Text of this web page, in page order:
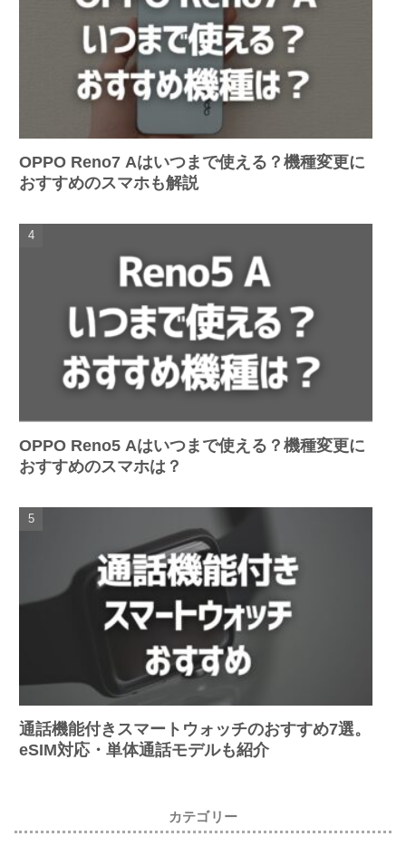
OPPO Reno7 Aはいつまで使える？機種変更に
おすすめのスマホも解説
OPPO Reno5 Aはいつまで使える？機種変更に
おすすめのスマホは？
通話機能付きスマートウォッチのおすすめ7選。
eSIM対応・単体通話モデルも紹介
カテゴリー